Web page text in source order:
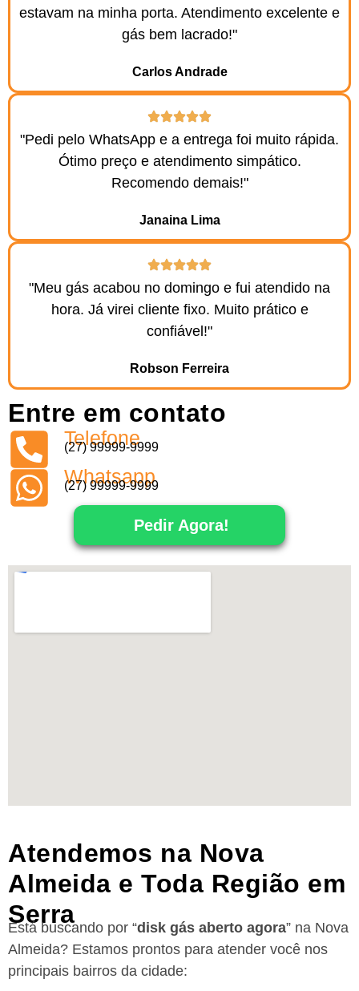
estavam na minha porta. Atendimento excelente e
gás bem lacrado!"
Carlos Andrade
"Pedi pelo WhatsApp e a entrega foi muito rápida.
Ótimo preço e atendimento simpático.
Recomendo demais!"
Janaina Lima
"Meu gás acabou no domingo e fui atendido na
hora. Já virei cliente fixo. Muito prático e
confiável!"
Robson Ferreira
Entre em contato
Telefone
(27) 99999-9999
Whatsapp
(27) 99999-9999
Pedir Agora!
Atendemos na Nova
Almeida e Toda Região em
Serra
Está buscando por “disk gás aberto agora” na Nova
Almeida? Estamos prontos para atender você nos
principais bairros da cidade: